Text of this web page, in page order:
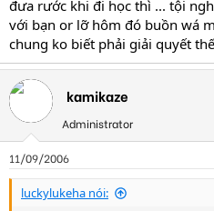
đưa rước khi đi học thì ... tội
với bạn or lỡ hôm đó buồn wá
chung ko biết phải giải quyết
kamikaze
Administrator
11/09/2006
luckylukeha nói: